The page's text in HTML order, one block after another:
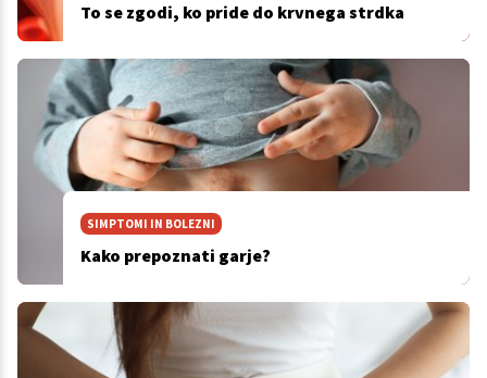
To se zgodi, ko pride do krvnega strdka
SIMPTOMI IN BOLEZNI
Kako prepoznati garje?